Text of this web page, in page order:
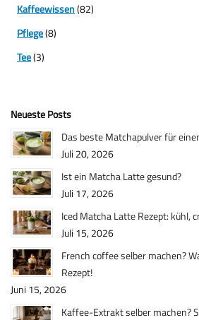
Kaffeewissen(82)
Pflege(8)
Tee(3)
Neueste Posts
Das beste Matchapulver für
Juli 20, 2026
Ist ein Matcha Latte gesund?
Juli 17, 2026
Iced Matcha Latte Rezept: kühl,
Juli 15, 2026
French coffee selber machen?
Rezept!
Juni 15, 2026
Kaffee-Extrakt selber machen?